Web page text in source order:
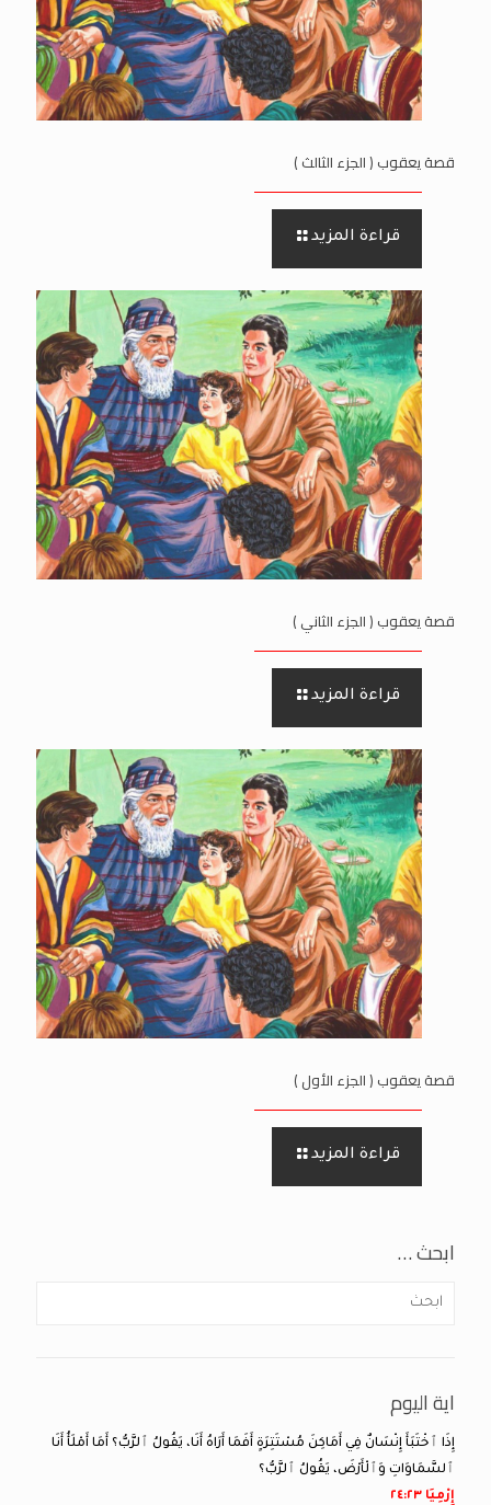
قصة يعقوب ( الجزء الثالث )
قراءة المزيد
قصة يعقوب ( الجزء الثاني )
قراءة المزيد
قصة يعقوب ( الجزء الأول )
قراءة المزيد
ابحث …
اية اليوم
إِذَا ٱخْتَبَأَ إِنْسَانٌ فِي أَمَاكِنَ مُسْتَتِرَةٍ أَفَمَا أَرَاهُ أَنَا، يَقُولُ ٱلرَّبُّ؟ أَمَا أَمْلَأُ أَنَا
ٱلسَّمَاوَاتِ وَٱلْأَرْضَ، يَقُولُ ٱلرَّبُّ؟
إِرْمِيَا ٢٣:‏٢٤